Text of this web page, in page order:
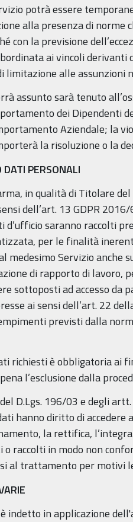
potrà essere
alla presenza di norme
con la previsione
ai vincoli derivanti
limitazione alle assunzioni
assunto sarà tenuto
dei Dipendenti
Aziendale; la
la risoluzione o la
PERSONALI
in qualità di Titolare
dell’art. 13 GDPR
d’ufficio saranno raccolti
per le finalità
Servizio anche
di rapporto di lavoro,
sottoposti ad accesso da
ai sensi dell’art. 22
previsti dalla
richiesti è obbligatoria ai
l’esclusione dalla
D.Lgs. 196/03 e degli
hanno diritto di accedere
la rettifica,
raccolti in modo non
al trattamento per motivi
indetto in applicazione